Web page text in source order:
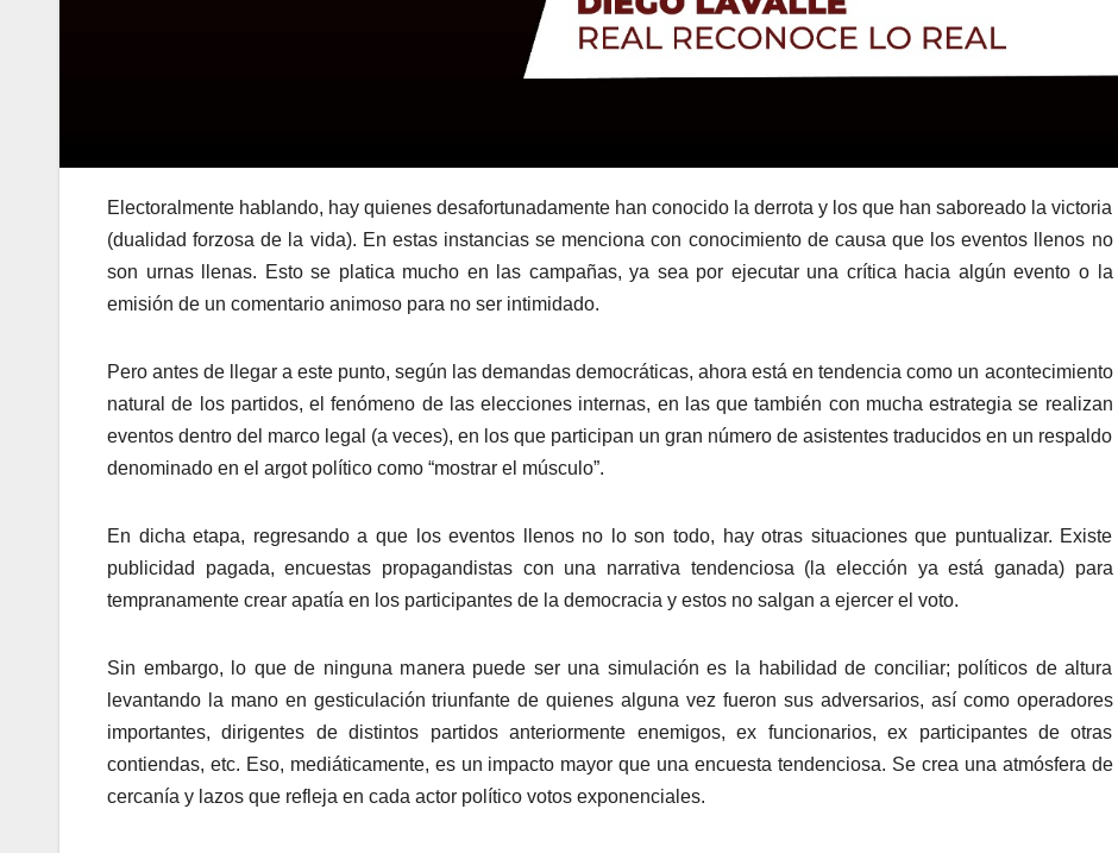
Electoralmente hablando, hay quienes desafortunadamente han conocido la derrota y los que han saboreado la victoria
(dualidad forzosa de la vida). En estas instancias se menciona con conocimiento de causa que los eventos llenos no
son urnas llenas. Esto se platica mucho en las campañas, ya sea por ejecutar una crítica hacia algún evento o la
emisión de un comentario animoso para no ser intimidado.
Pero antes de llegar a este punto, según las demandas democráticas, ahora está en tendencia como un acontecimiento
natural de los partidos, el fenómeno de las elecciones internas, en las que también con mucha estrategia se realizan
eventos dentro del marco legal (a veces), en los que participan un gran número de asistentes traducidos en un respaldo
denominado en el argot político como “mostrar el músculo”.
En dicha etapa, regresando a que los eventos llenos no lo son todo, hay otras situaciones que puntualizar. Existe
publicidad pagada, encuestas propagandistas con una narrativa tendenciosa (la elección ya está ganada) para
tempranamente crear apatía en los participantes de la democracia y estos no salgan a ejercer el voto.
Sin embargo, lo que de ninguna manera puede ser una simulación es la habilidad de conciliar; políticos de altura
levantando la mano en gesticulación triunfante de quienes alguna vez fueron sus adversarios, así como operadores
importantes, dirigentes de distintos partidos anteriormente enemigos, ex funcionarios, ex participantes de otras
contiendas, etc. Eso, mediáticamente, es un impacto mayor que una encuesta tendenciosa. Se crea una atmósfera de
cercanía y lazos que refleja en cada actor político votos exponenciales.